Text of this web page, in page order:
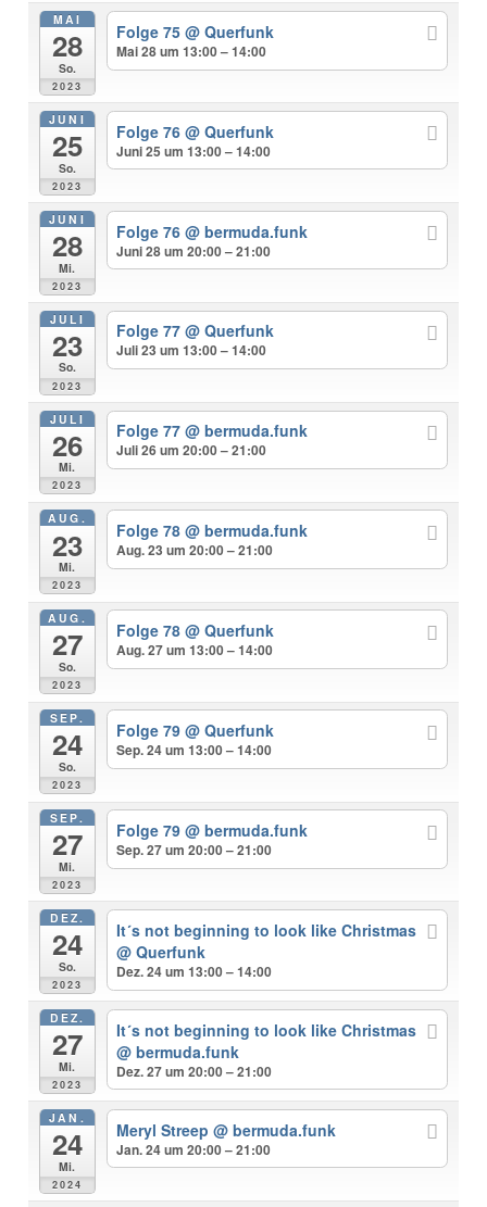
MAI
28
So.
2023
Folge 75 @ Querfunk
Mai 28 um 13:00 – 14:00
JUNI
25
So.
2023
Folge 76 @ Querfunk
Juni 25 um 13:00 – 14:00
JUNI
28
Mi.
2023
Folge 76 @ bermuda.funk
Juni 28 um 20:00 – 21:00
JULI
23
So.
2023
Folge 77 @ Querfunk
Juli 23 um 13:00 – 14:00
JULI
26
Mi.
2023
Folge 77 @ bermuda.funk
Juli 26 um 20:00 – 21:00
AUG.
23
Mi.
2023
Folge 78 @ bermuda.funk
Aug. 23 um 20:00 – 21:00
AUG.
27
So.
2023
Folge 78 @ Querfunk
Aug. 27 um 13:00 – 14:00
SEP.
24
So.
2023
Folge 79 @ Querfunk
Sep. 24 um 13:00 – 14:00
SEP.
27
Mi.
2023
Folge 79 @ bermuda.funk
Sep. 27 um 20:00 – 21:00
DEZ.
24
So.
2023
It´s not beginning to look like Christmas
@ Querfunk
Dez. 24 um 13:00 – 14:00
DEZ.
27
Mi.
2023
It´s not beginning to look like Christmas
@ bermuda.funk
Dez. 27 um 20:00 – 21:00
JAN.
24
Mi.
2024
Meryl Streep @ bermuda.funk
Jan. 24 um 20:00 – 21:00